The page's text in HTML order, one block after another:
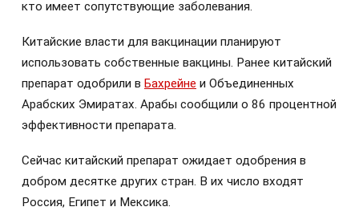
кто имеет сопутствующие заболевания.
Китайские власти для вакцинации планируют
использовать собственные вакцины. Ранее китайский
препарат одобрили в Бахрейне и Объединенных
Арабских Эмиратах. Арабы сообщили о 86 процентной
эффективности препарата.
Сейчас китайский препарат ожидает одобрения в
добром десятке других стран. В их число входят
Россия, Египет и Мексика.